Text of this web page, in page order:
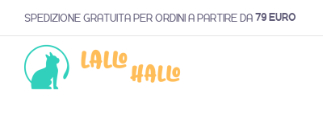
SPEDIZIONE GRATUITA PER ORDINI A PARTIRE DA79 EURO